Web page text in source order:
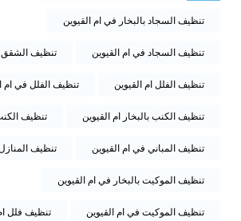
تنظيف السجاد بالبخار في ام القيوين
تنظيف السجاد في ام القيوين تنظيف الشقق
تنظيف الفلل ام القيوين تنظيف الفلل في ام
تنظيف الكنب بالبخار ام القيوين تنظيف
تنظيف المباني في ام القيوين تنظيف
تنظيف الموكيت بالبخار في ام القيوين
تنظيف الموكيت في ام القيوين تنظيف فلل